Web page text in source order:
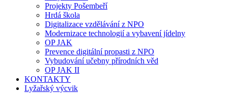
Projekty Pošembeří
Hrdá škola
Digitalizace vzdělávání z NPO
Modernizace technologií a vybavení jídelny
OP JAK
Prevence digitální propasti z NPO
Vybudování učebny přírodních věd
OP JAK II
KONTAKTY
Lyžařský výcvik